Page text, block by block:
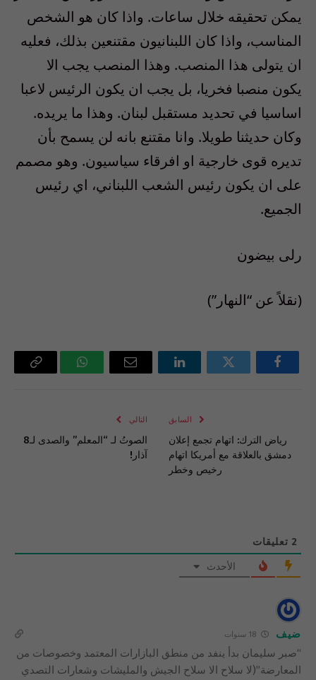
يمكن تحقيقه خلال ساعات. واذا كان هو الشخص
المناسب، واذا كان اللبنانيون مقتنعين بذلك، فعليه
ان يتولى هذا المنصب. وهذا المنصب يجب الا
يكون منصبا فخريا، بل يجب ان يكون الرئيس لاعبا
اساسيا في تحديد مستقبل لبنان. وهذا ما يريده.
وكان حديثنا طويلا. وانا مقتنع بانه لن يسمح بأن
تديره قوى خارجية او افرقاء سياسيون. وهو مصمم
على ان يكون رئيس الشعب اللبناني، اي رئيس
الجميع.
رلى بيضون
(نقلاً عن “النهار”)
فيسبوك تويتر لينكدإن
البريد
واتساب Copy
السابق
رياض الترك: اتهام تجمع إعلان
دمشق بالعلاقة مع أمريكا اتهام
رخيص وخطر
التالي
الصوتُ لـ “المعلم” والصدى لـ8
آذار!
2 تعليقات
الأحدث
ضيف 18 سنوات
“صبر سليمان بدأ ينفد من منطق البازارات المعتمد وخصوصات من
المعارضة”(لا سلاح الا سلاح الجيش والمليشات وشعارات التصدي